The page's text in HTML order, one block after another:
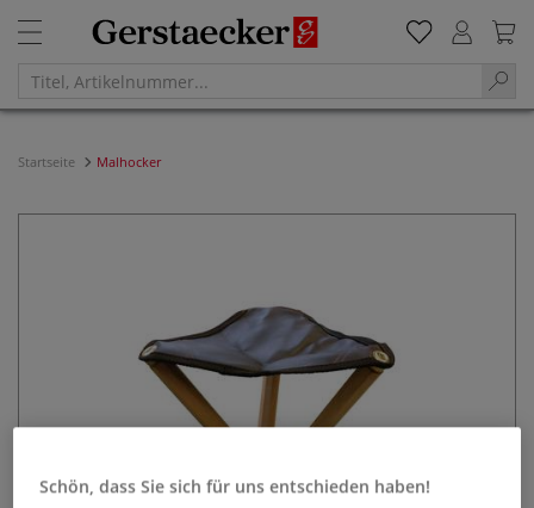
Startseite Malhocker
Schön, dass Sie sich für uns entschieden haben!